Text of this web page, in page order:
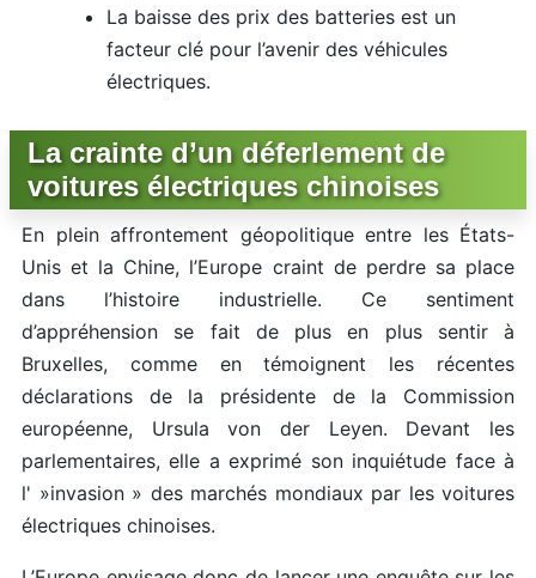
La baisse des prix des batteries est un
facteur clé pour l’avenir des véhicules
électriques.
La crainte d’un déferlement de
voitures électriques chinoises
En plein affrontement géopolitique entre les États-
Unis et la Chine, l’Europe craint de perdre sa place
dans l’histoire industrielle. Ce sentiment
d’appréhension se fait de plus en plus sentir à
Bruxelles, comme en témoignent les récentes
déclarations de la présidente de la Commission
européenne, Ursula von der Leyen. Devant les
parlementaires, elle a exprimé son inquiétude face à
l' »invasion » des marchés mondiaux par les voitures
électriques chinoises.